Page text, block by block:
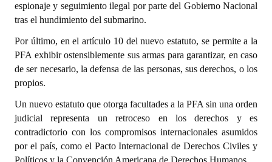
espionaje y seguimiento ilegal por parte del Gobierno Nacional
tras el hundimiento del submarino.
Por último, en el artículo 10 del nuevo estatuto, se permite a la
PFA exhibir ostensiblemente sus armas para garantizar, en caso
de ser necesario, la defensa de las personas, sus derechos, o los
propios.
Un nuevo estatuto que otorga facultades a la PFA sin una orden
judicial representa un retroceso en los derechos y es
contradictorio con los compromisos internacionales asumidos
por el país, como el Pacto Internacional de Derechos Civiles y
Políticos y la Convención Americana de Derechos Humanos.